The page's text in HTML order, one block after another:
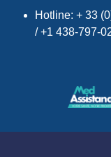
Hotline: + 33
/ +1 438-797-